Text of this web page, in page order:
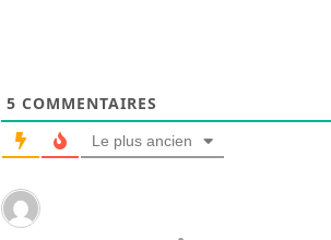
5 COMMENTAIRES
Le plus ancien